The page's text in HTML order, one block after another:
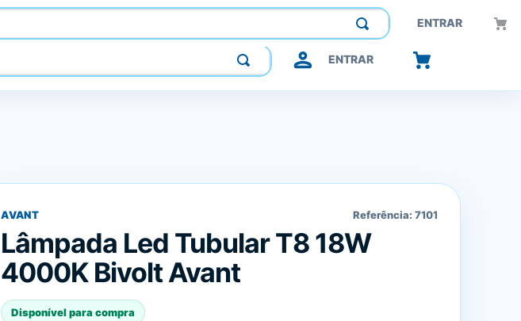
ENTRAR
Construindo confiança, inovando o futuro.
ENTRAR
AVANT Referência: 7101
Lâmpada Led Tubular T8 18W
4000K Bivolt Avant
Disponível para compra